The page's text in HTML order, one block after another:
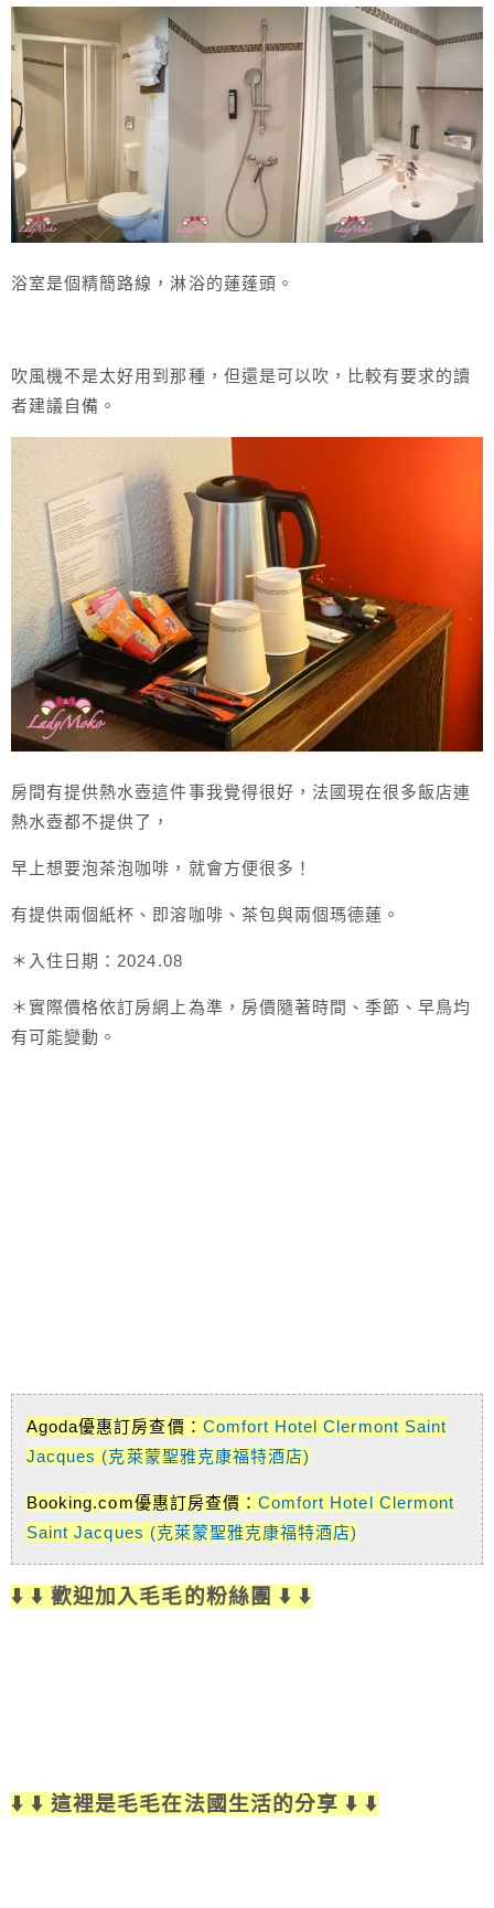
浴室是個精簡路線，淋浴的蓮蓬頭。
吹風機不是太好用到那種，但還是可以吹，比較有要求的讀
者建議自備。
房間有提供熱水壺這件事我覺得很好，法國現在很多飯店連
熱水壺都不提供了，
早上想要泡茶泡咖啡，就會方便很多！
有提供兩個紙杯、即溶咖啡、茶包與兩個瑪德蓮。
＊入住日期：2024.08
＊實際價格依訂房網上為準，房價隨著時間、季節、早鳥均
有可能變動。
Agoda優惠訂房查價： Comfort Hotel Clermont Saint
Jacques (克萊蒙聖雅克康福特酒店)
Booking.com優惠訂房查價： Comfort Hotel Clermont
Saint Jacques (克萊蒙聖雅克康福特酒店)
⬇️ ⬇️ 歡迎加入毛毛的粉絲團 ⬇️ ⬇️
⬇️ ⬇️ 這裡是毛毛在法國生活的分享 ⬇️ ⬇️